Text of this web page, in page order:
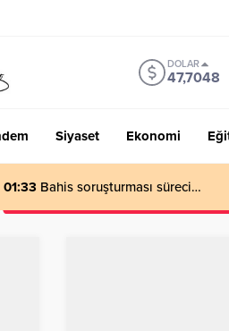
DOLAR
47,7048
Siyaset Ekonomi
01:33 Bahis soruşturması süreci…